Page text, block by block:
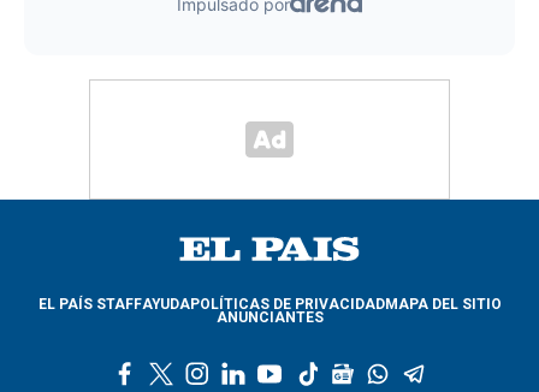
EL PAÍS STAFFAYUDAPOLÍTICAS DE PRIVACIDADMAPA DEL SITIO
ANUNCIANTES
l
y
t
g
w